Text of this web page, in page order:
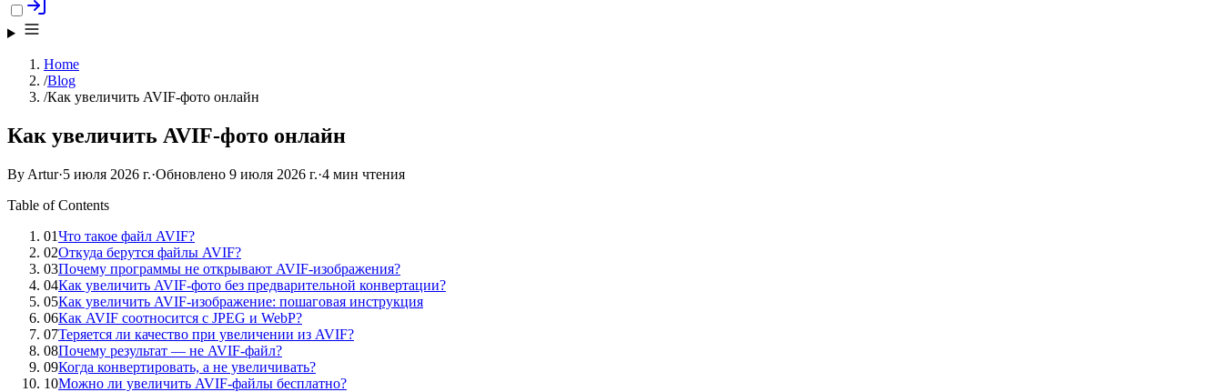
Home
/Blog
/Как увеличить AVIF-фото онлайн
Как увеличить AVIF-фото онлайн
By Artur·5 июля 2026 г.·Обновлено 9 июля 2026 г.·4 мин чтения
Table of Contents
01Что такое файл AVIF?
02Откуда берутся файлы AVIF?
03Почему программы не открывают AVIF-изображения?
04Как увеличить AVIF-фото без предварительной конвертации?
05Как увеличить AVIF-изображение: пошаговая инструкция
06Как AVIF соотносится с JPEG и WebP?
07Теряется ли качество при увеличении из AVIF?
08Почему результат — не AVIF-файл?
09Когда конвертировать, а не увеличивать?
10Можно ли увеличить AVIF-файлы бесплатно?